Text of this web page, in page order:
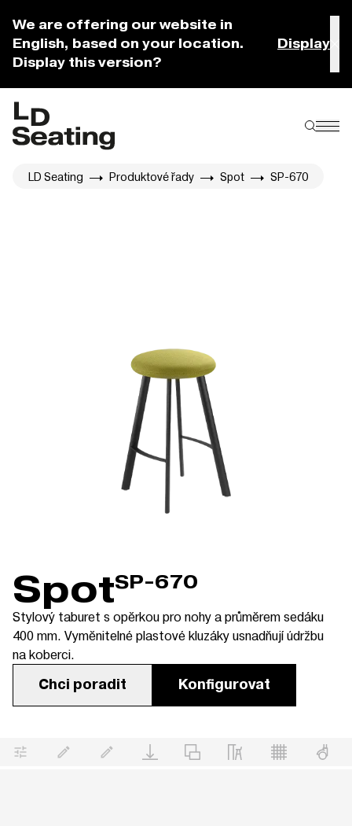
We are offering our website in
English, based on your location.
Display this version?
Display
LD Seating Produktové řady Spot SP-670
SpotSP-670
Stylový taburet s opěrkou pro nohy a průměrem sedáku
400 mm. Vyměnitelné plastové kluzáky usnadňují údržbu
na koberci.
Chci poradit Konfigurovat